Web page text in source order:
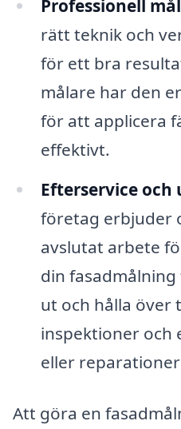
Professionell
rätt teknik och
för ett bra
målare har den
för att applicera
effektivt.
Efterservice och
företag erbjuder
avslutat arbete
din
ut och hålla över
inspektioner och
eller
Att göra en